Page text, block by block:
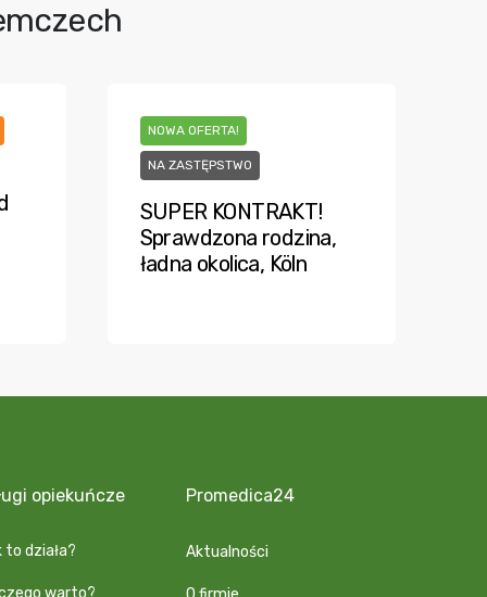
NOWA OFERTA!
NA ZASTĘPSTWO
SUPER KONTRAKT!
Sprawdzona rodzina,
ładna okolica, Köln
opiekuńcze
to działa?
warto?
Promedica24
Aktualności